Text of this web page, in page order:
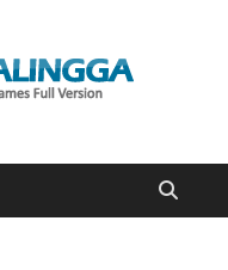
2023